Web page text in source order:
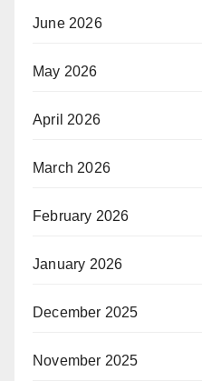
June 2026
May 2026
April 2026
March 2026
February 2026
January 2026
December 2025
November 2025